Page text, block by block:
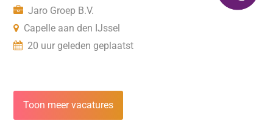
Jaro Groep B.V.
Capelle aan den IJssel
20 uur geleden geplaatst
Toon meer vacatures